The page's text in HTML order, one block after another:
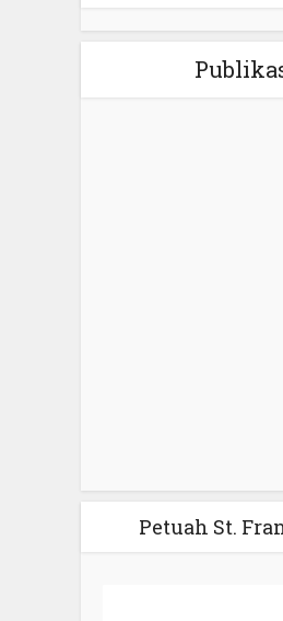
Petuah St.